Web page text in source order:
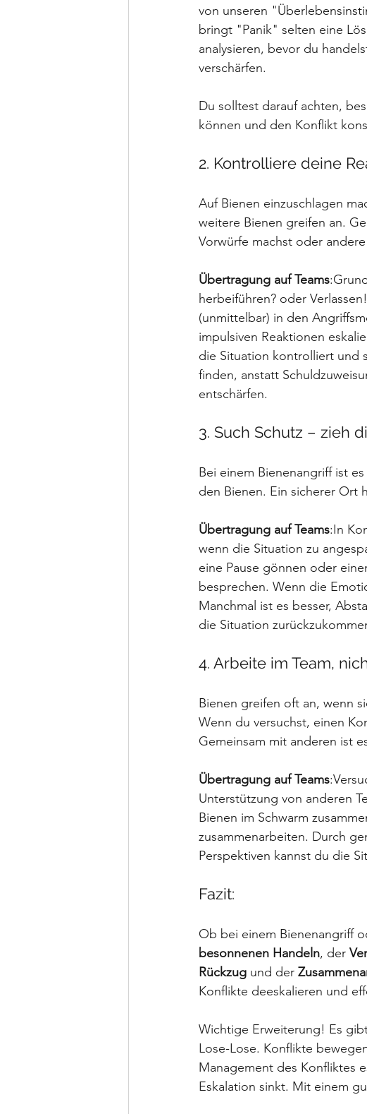
von unseren
bringt "Panik" selten eine
analysieren, bevor du
verschärfen.
Du solltest darauf achten,
können und den Konflikt
2. Kontrolliere deine
Auf Bienen einzuschlagen
weitere Bienen greifen an.
Vorwürfe machst oder
Übertragung auf Teams
herbeiführen? oder
(unmittelbar) in den
impulsiven Reaktionen
die Situation kontrolliert und
finden, anstatt
entschärfen.
3. Such Schutz – zieh
Bei einem Bienenangriff ist
den Bienen. Ein sicherer Ort
Übertragung auf Teams:In
wenn die Situation zu
eine Pause gönnen oder
besprechen. Wenn die
Manchmal ist es besser,
die Situation
4. Arbeite im Team,
Bienen greifen oft an, wenn
Wenn du versuchst, einen
Gemeinsam mit anderen ist
Übertragung auf Teams
Unterstützung von anderen
Bienen im Schwarm
zusammenarbeiten. Durch
Perspektiven kannst du die
Fazit:
Ob bei einem Bienenangriff
besonnenen Handeln, der
Rückzug und der
Konflikte deeskalieren und
Wichtige Erweiterung! Es
Lose-Lose. Konflikte
Management des Konfliktes
Eskalation sinkt. Mit einem